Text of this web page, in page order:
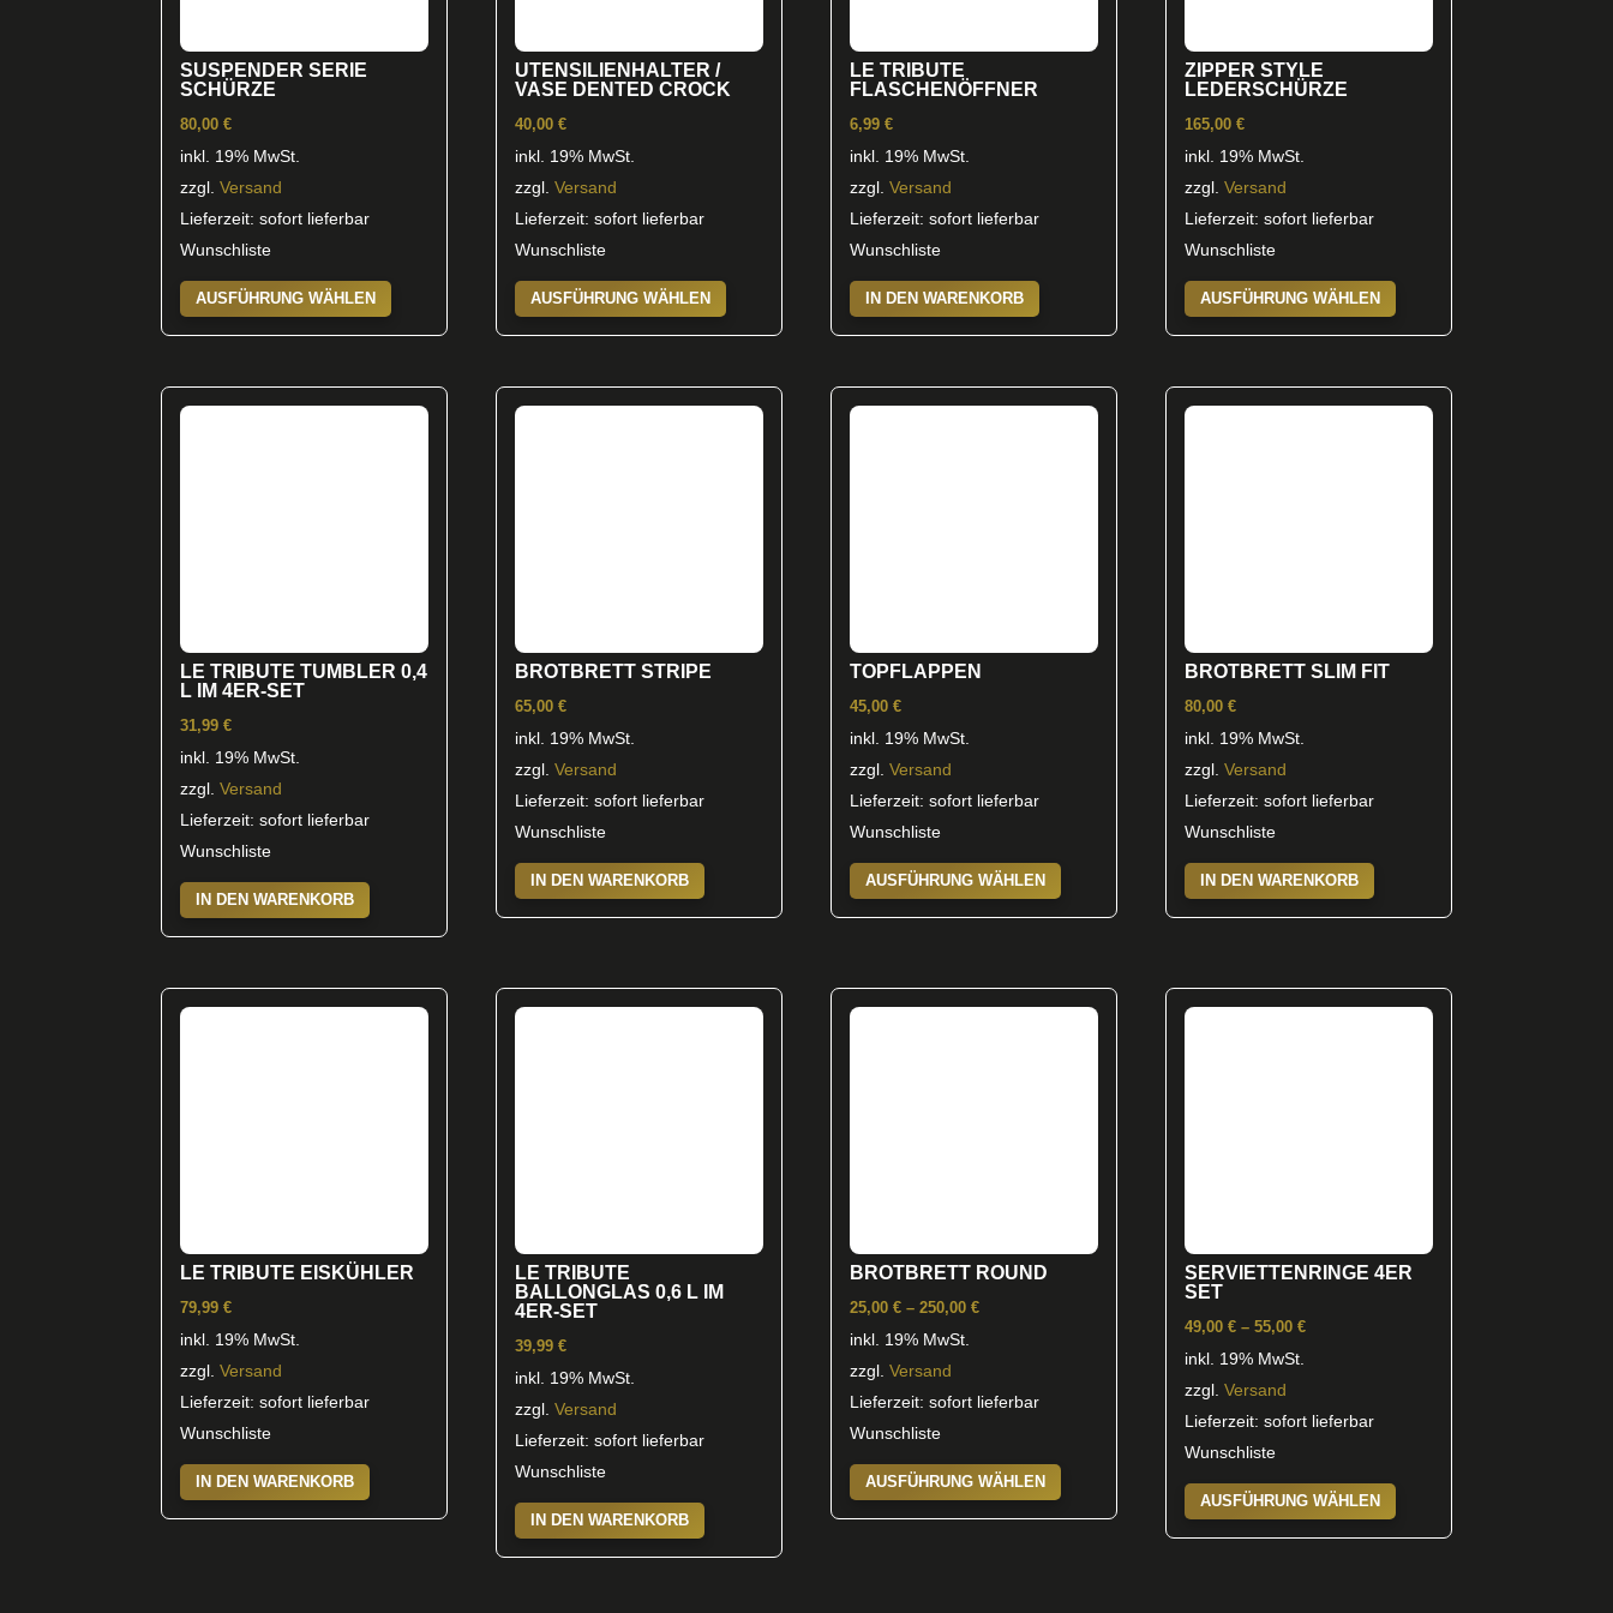
SUSPENDER SERIE
SCHÜRZE
80,00€
inkl. 19% MwSt.
zzgl.Versand
Lieferzeit: sofort lieferbar
Wunschliste
AUSFÜHRUNG WÄHLEN
Dieses
Produkt
weist
Varianten
gewählt
werden
UTENSILIENHALTER /
VASE DENTED CROCK
40,00€
inkl. 19% MwSt.
zzgl.Versand
Lieferzeit: sofort lieferbar
Wunschliste
AUSFÜHRUNG WÄHLEN
Dieses
Produkt
weist
Varianten
gewählt
LE TRIBUTE
FLASCHENÖFFNER
6,99€
inkl. 19% MwSt.
zzgl.Versand
Lieferzeit: sofort lieferbar
Wunschliste
IN DEN WARENKORB
ZIPPER STYLE
LEDERSCHÜRZE
165,00€
inkl. 19% MwSt.
zzgl.Versand
Lieferzeit: sofort lieferbar
Wunschliste
AUSFÜHRUNG WÄHLEN
Dieses
Produkt
weist
Varianten
gewählt
LE TRIBUTE TUMBLER 0,4
L IM 4ER-SET
31,99€
inkl. 19% MwSt.
zzgl.Versand
Lieferzeit: sofort lieferbar
Wunschliste
IN DEN WARENKORB
BROTBRETT STRIPE
65,00€
inkl. 19% MwSt.
zzgl.Versand
Lieferzeit: sofort lieferbar
Wunschliste
IN DEN WARENKORB
TOPFLAPPEN
45,00€
inkl. 19% MwSt.
zzgl.Versand
Lieferzeit: sofort lieferbar
Wunschliste
AUSFÜHRUNG WÄHLEN
Dieses
Produkt
weist
Varianten
BROTBRETT SLIM FIT
80,00€
inkl. 19% MwSt.
zzgl.Versand
Lieferzeit: sofort lieferbar
Wunschliste
IN DEN WARENKORB
LE TRIBUTE EISKÜHLER
79,99€
inkl. 19% MwSt.
zzgl.Versand
Lieferzeit: sofort lieferbar
Wunschliste
IN DEN WARENKORB
LE TRIBUTE
BALLONGLAS 0,6 L IM
4ER-SET
39,99€
inkl. 19% MwSt.
zzgl.Versand
Lieferzeit: sofort lieferbar
Wunschliste
IN DEN WARENKORB
BROTBRETT ROUND
25,00€ –250,00€Preisspanne:
250,00 €
inkl. 19% MwSt.
zzgl.Versand
Lieferzeit: sofort lieferbar
Wunschliste
AUSFÜHRUNG WÄHLEN
Dieses
Produkt
weist
SERVIETTENRINGE 4ER
SET
49,00€ –55,00€Preisspanne:
55,00 €
inkl. 19% MwSt.
zzgl.Versand
Lieferzeit: sofort lieferbar
Wunschliste
AUSFÜHRUNG WÄHLEN
Dieses
Produkt
weist